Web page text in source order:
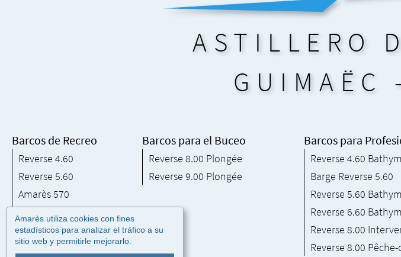
Amarès utiliza cookies con fines
estadísticos para analizar el tráfico a su
sitio web y permitirle mejorarlo.
ASTILLERO
GUIMAËC
Barcos de Recreo
Reverse 4.60
Reverse 5.60
Amarès 570
Coryphène 20
Coryphène 22
Reverse 6.60
Barcos para el Buceo
Reverse 8.00 Plongée
Reverse 9.00 Plongée
Barcos para
Reverse 4.60
Barge Reverse 5.60
Reverse 5.60
Reverse 6.60
Reverse 8.00
Reverse 8.00